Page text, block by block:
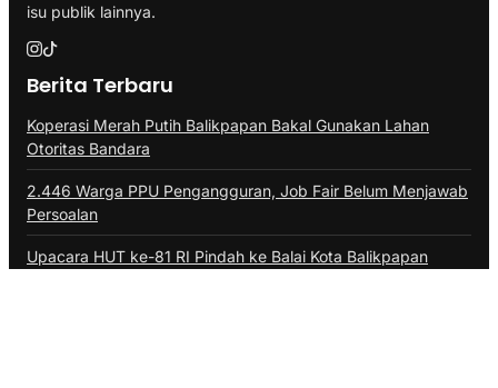
isu publik lainnya.
Berita Terbaru
Koperasi Merah Putih Balikpapan Bakal Gunakan Lahan
Otoritas Bandara
2.446 Warga PPU Pengangguran, Job Fair Belum Menjawab
Persoalan
Upacara HUT ke-81 RI Pindah ke Balai Kota Balikpapan